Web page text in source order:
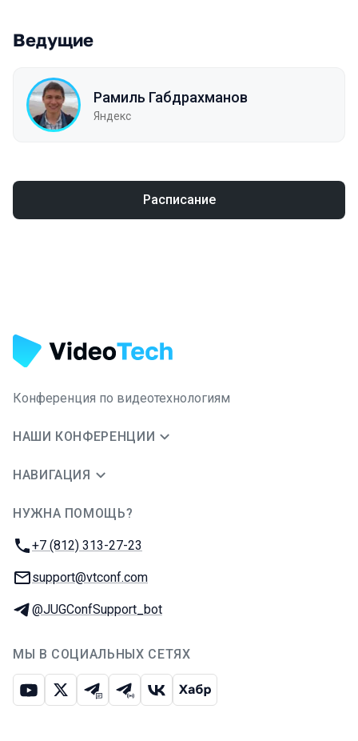
Ведущие
Рамиль Габдрахманов
Яндекс
Расписание
Конференция по видеотехнологиям
НАШИ КОНФЕРЕНЦИИ
НАВИГАЦИЯ
НУЖНА ПОМОЩЬ?
Телефон:
+7 (812) 313-27-23
E-mail:
support@vtconf.com
Телеграм:
@JUGConfSupport_bot
МЫ В СОЦИАЛЬНЫХ СЕТЯХ
ЮтубИкс Телеграм-чат
Телеграм-канал
ВКонтакте
Хабр